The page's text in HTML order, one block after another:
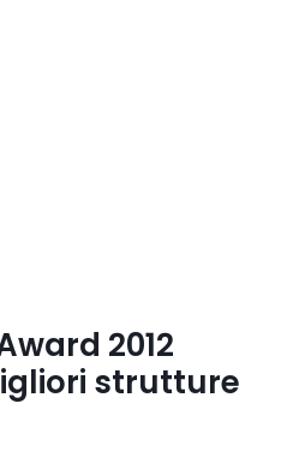
2012
strutture